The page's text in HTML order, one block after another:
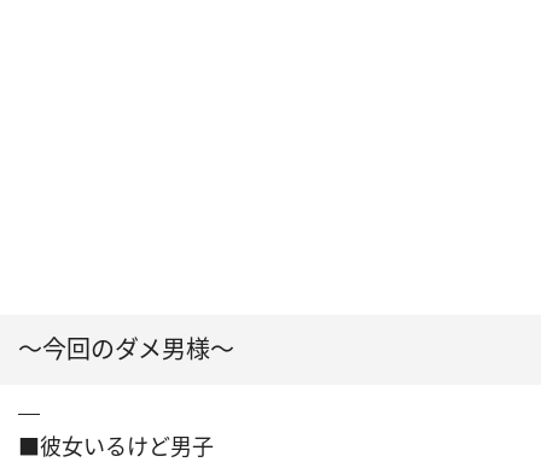
〜今回のダメ男様〜
■彼女いるけど男子